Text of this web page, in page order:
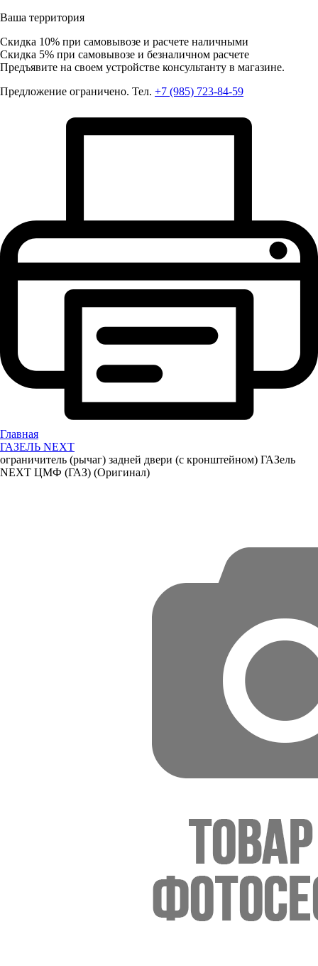
Ваша территория
Скидка 10% при самовывозе и расчете наличными
Скидка 5% при самовывозе и безналичном расчете
Предъявите на своем устройстве консультанту в магазине.
Предложение ограничено. Тел. +7 (985) 723-84-59
Главная
ГАЗЕЛЬ NEXT
ограничитель (рычаг) задней двери (с кронштейном) ГАЗель
NEXT ЦМФ (ГАЗ) (Оригинал)